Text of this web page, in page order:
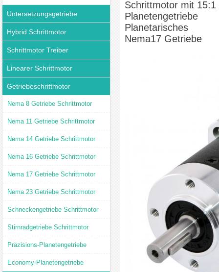
Untersetzungsgetriebe
Hybrid Schrittmotor
Schrittmotor Treiber
Linearer Schrittmotor
Getriebeschrittmotor
Nema 8 Getriebe Schrittmotor
Nema 11 Getriebe Schrittmotor
Nema 14 Getriebe Schrittmotor
Nema 16 Getriebe Schrittmotor
Nema 17 Getriebe Schrittmotor
Nema 23 Getriebe Schrittmotor
Schneckengetriebe Schrittmotor
Stirnradgetriebe Schrittmotor
Präzisions-Planetengetriebe
Economy-Planetengetriebe
Schrittmotor mit 15:1
Planetengetriebe
Planetarisches
Nema17 Getriebe